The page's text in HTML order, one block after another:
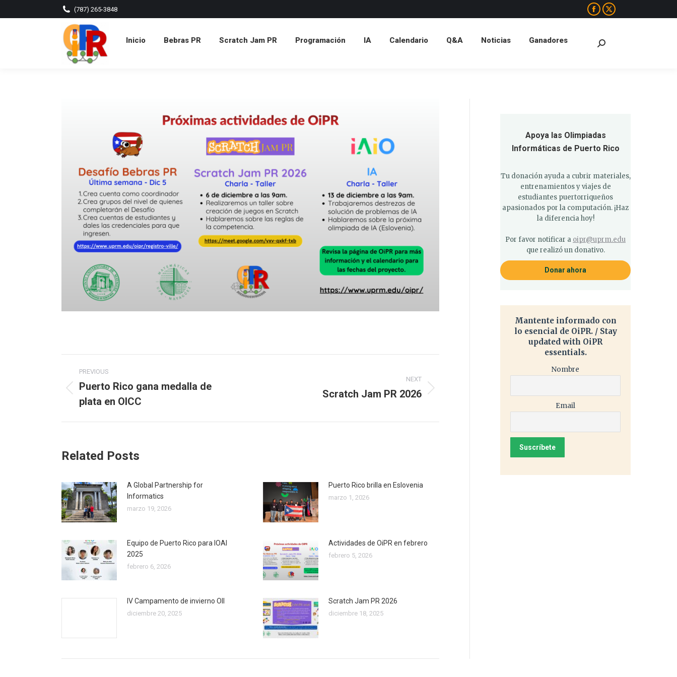
(787) 265-3848
Facebook
opens
X
Inicio Bebras PR Scratch Jam PR Programación IA Calendario Q&A Noticias Ganadores Search:
Post
navigation
PREVIOUS
post:
Puerto Rico gana medalla de
plata en OICC
NEXT
Scratch Jam PR 2026
Related Posts
A Global Partnership for
Informatics
marzo 19, 2026
Puerto Rico brilla en Eslovenia
marzo 1, 2026
Equipo de Puerto Rico para IOAI
2025
febrero 6, 2026
Actividades de OiPR en febrero
febrero 5, 2026
IV Campamento de invierno OII
diciembre 20, 2025
Scratch Jam PR 2026
diciembre 18, 2025
Apoya las Olimpiadas
Informáticas de Puerto Rico
Tu donación ayuda a cubrir materiales,
entrenamientos y viajes de
estudiantes puertorriqueños
apasionados por la computación. ¡Haz
la diferencia hoy!
Por favor notificar a oipr@uprm.edu
que realizó un donativo.
Donar ahora
Mantente informado con
lo esencial de OiPR. / Stay
updated with OiPR
essentials.
Nombre
Email